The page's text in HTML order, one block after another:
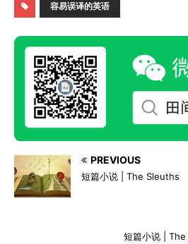
容易误译的英语
PREVIOUS
短篇小说 | The Sleuths
短篇小说 |